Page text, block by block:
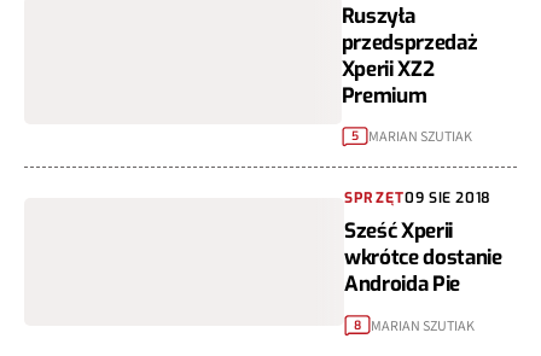
Ruszyła
przedsprzedaż
Xperii XZ2
Premium
5 MARIAN SZUTIAK
SPRZĘT09 SIE 2018
Sześć Xperii
wkrótce dostanie
Androida Pie
8 MARIAN SZUTIAK